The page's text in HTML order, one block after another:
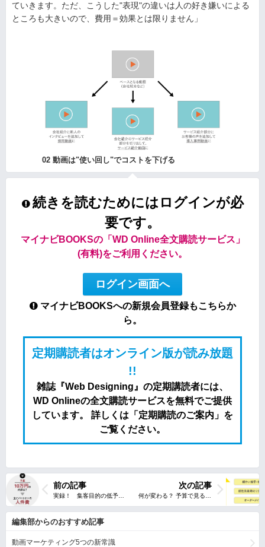
ていきます。ただ、こうした"表現"の違いは人の好き嫌いによる
ところも大きいので、費用＝効果とは限りません」
02 動画は"使い回し"でコストを下げる
続きを読むためにはログインが必
要です。
マイナビBOOKSの「WD Online全文購読サービス」
(有料)をご利用ください。
ログイン画面へ
マイナビBOOKSへの新規会員登録もこちらか
ら。
定期購読者はオンライン版が読み放題
!!
雑誌『Web Designing』の定期講読者には、
WD Onlineの全文購読サービスを無料でご提供
しています。 詳しくは「定期購読のご案内」を
ご覧ください。
次の記事
前の記事
編集部からのおすすめ記事
動画マーケティング5つの新常識